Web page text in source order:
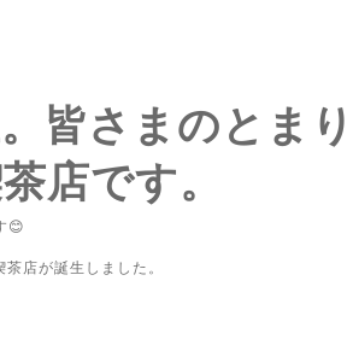
皆さまのとま
店です。
😊
店が誕生しました。